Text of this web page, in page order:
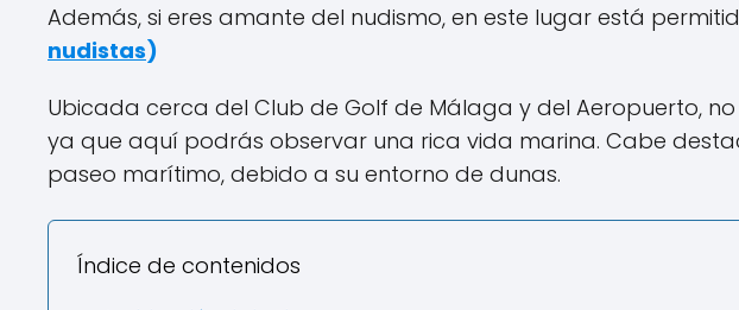
Además, si eres amante del nudismo, en este lugar está
nudistas)
Ubicada cerca del Club de Golf de Málaga y del Aeropuerto,
ya que aquí podrás observar una rica vida marina. Cabe
paseo marítimo, debido a su entorno de dunas.
Índice de contenidos